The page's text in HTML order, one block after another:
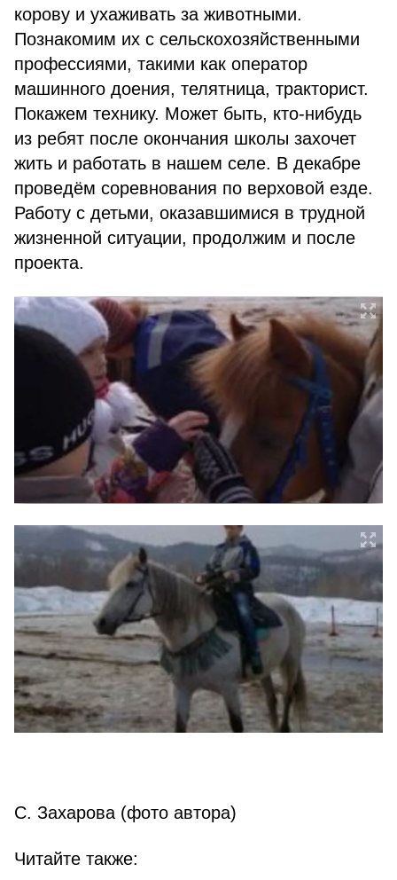
корову и ухаживать за животными.
Познакомим их с сельскохозяйственными
профессиями, такими как оператор
машинного доения, телятница, тракторист.
Покажем технику. Может быть, кто-нибудь
из ребят после окончания школы захочет
жить и работать в нашем селе. В декабре
проведём соревнования по верховой езде.
Работу с детьми, оказавшимися в трудной
жизненной ситуации, продолжим и после
проекта.
С. Захарова (фото автора)
Читайте также: